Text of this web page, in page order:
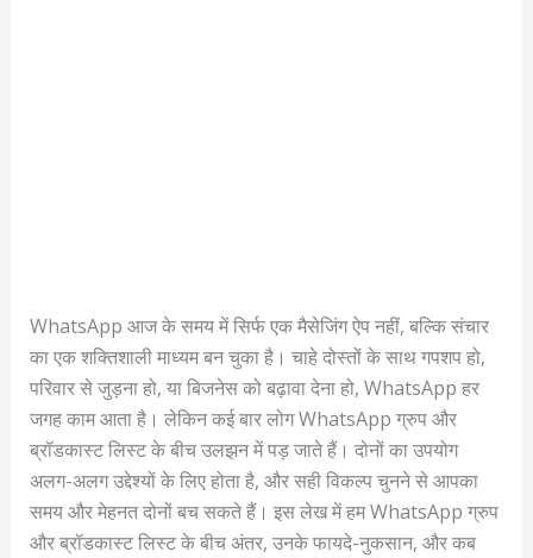
WhatsApp आज के समय में सिर्फ एक मैसेजिंग ऐप नहीं, बल्कि संचार
का एक शक्तिशाली माध्यम बन चुका है। चाहे दोस्तों के साथ गपशप हो,
परिवार से जुड़ना हो, या बिजनेस को बढ़ावा देना हो, WhatsApp हर
जगह काम आता है। लेकिन कई बार लोग WhatsApp ग्रुप और
ब्रॉडकास्ट लिस्ट के बीच उलझन में पड़ जाते हैं। दोनों का उपयोग
अलग-अलग उद्देश्यों के लिए होता है, और सही विकल्प चुनने से आपका
समय और मेहनत दोनों बच सकते हैं। इस लेख में हम WhatsApp ग्रुप
और ब्रॉडकास्ट लिस्ट के बीच अंतर, उनके फायदे-नुकसान, और कब